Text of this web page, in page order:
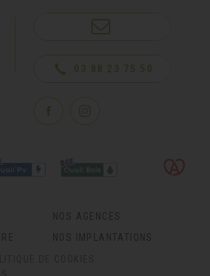
03 88 23 75 50
NOS AGENCES
NOS IMPLANTATIONS